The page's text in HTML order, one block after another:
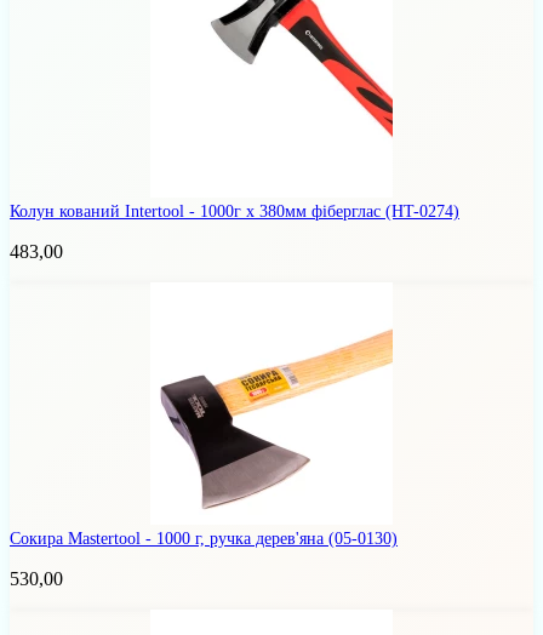
Колун кований Intertool - 1000г x 380мм фіберглас (HT-0274)
483,00
Сокира Mastertool - 1000 г, ручка дерев'яна (05-0130)
530,00